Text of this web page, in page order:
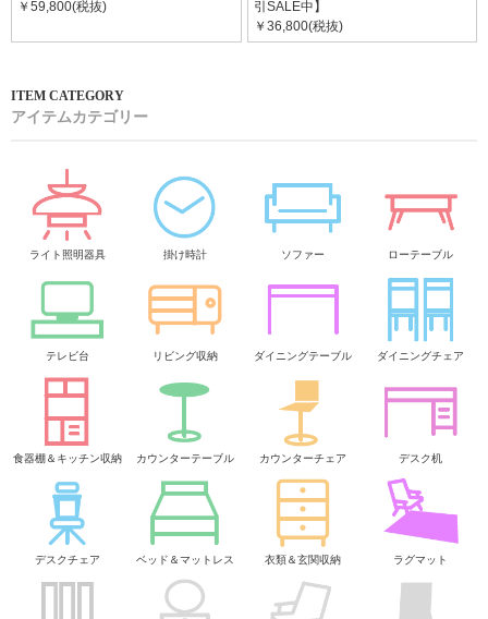
￥59,800(税抜)
引SALE中】
￥36,800(税抜)
アイテムカテゴリー
ライト照明器具 掛け時計 ソファー ローテーブル
テレビ台 リビング収納 ダイニングテーブル ダイニングチェア
食器棚＆キッチン収納 カウンターテーブル カウンターチェア デスク机
デスクチェア ベッド＆マットレス 衣類＆玄関収納 ラグマット